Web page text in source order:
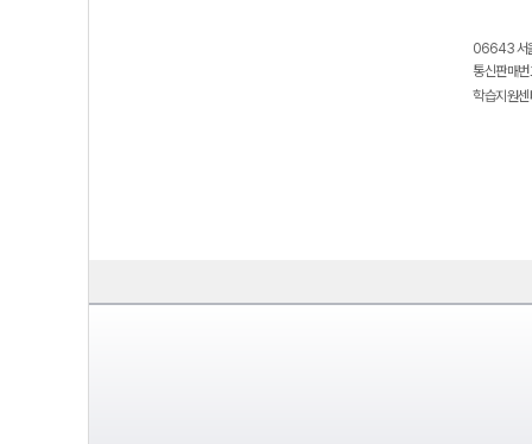
06643 서
통신판매
학습지원